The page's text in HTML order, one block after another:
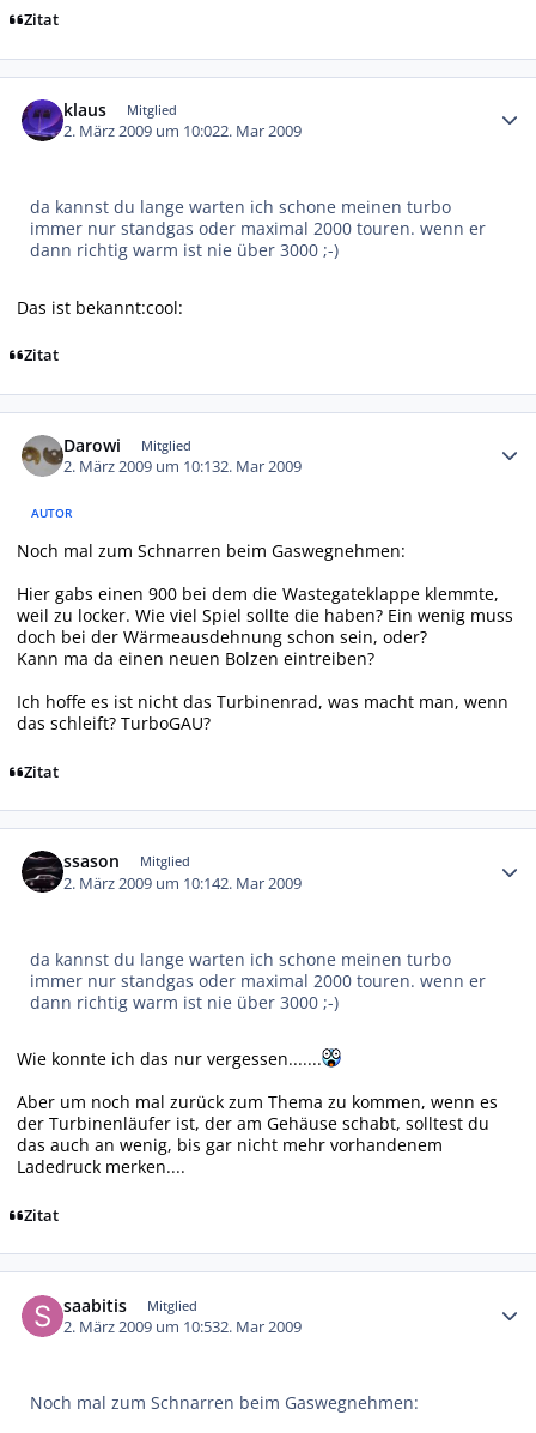
Zitat
klaus Mitglied
2. März 2009 um 10:022. Mar 2009
da kannst du lange warten ich schone meinen turbo
immer nur standgas oder maximal 2000 touren. wenn er
dann richtig warm ist nie über 3000 ;-)
Das ist bekannt:cool:
Zitat
Darowi Mitglied
2. März 2009 um 10:132. Mar 2009
AUTOR
Noch mal zum Schnarren beim Gaswegnehmen:
Hier gabs einen 900 bei dem die Wastegateklappe klemmte,
weil zu locker. Wie viel Spiel sollte die haben? Ein wenig muss
doch bei der Wärmeausdehnung schon sein, oder?
Kann ma da einen neuen Bolzen eintreiben?
Ich hoffe es ist nicht das Turbinenrad, was macht man, wenn
das schleift? TurboGAU?
Zitat
ssason Mitglied
2. März 2009 um 10:142. Mar 2009
da kannst du lange warten ich schone meinen turbo
immer nur standgas oder maximal 2000 touren. wenn er
dann richtig warm ist nie über 3000 ;-)
Wie konnte ich das nur vergessen.......
Aber um noch mal zurück zum Thema zu kommen, wenn es
der Turbinenläufer ist, der am Gehäuse schabt, solltest du
das auch an wenig, bis gar nicht mehr vorhandenem
Ladedruck merken....
Zitat
saabitis Mitglied
2. März 2009 um 10:532. Mar 2009
Noch mal zum Schnarren beim Gaswegnehmen: